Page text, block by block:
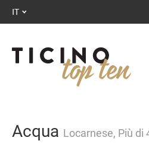
IT
Acqua Locarnese, Più di